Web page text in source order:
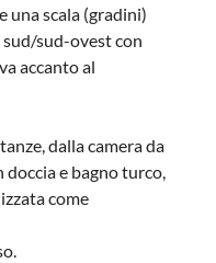
una scala (gradini)
sud-ovest con
accanto al
dalla camera da
doccia e bagno turco,
come